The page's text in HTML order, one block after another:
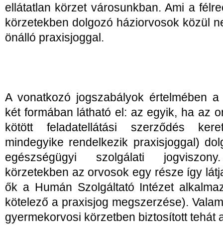
ellátatlan körzet városunkban. Ami a
körzetekben dolgozó háziorvosok közül
önálló praxisjoggal.
A vonatkozó jogszabályok értelmében
két formában látható el: az egyik, ha az
kötött feladatellátási szerződés
mindegyike rendelkezik praxisjoggal)
egészségügyi szolgálati
körzetekben az orvosok egy része így
ők a Humán Szolgáltató Intézet
kötelező a praxisjog megszerzése).
gyermekorvosi körzetben biztosított tehát